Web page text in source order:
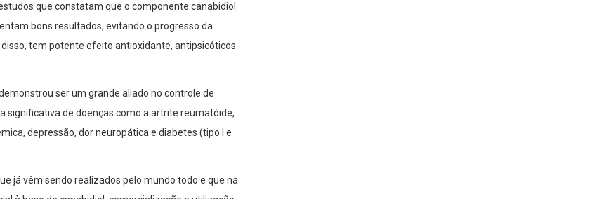
que constatam que o componente canabidiol
bons resultados, evitando o progresso da
tem potente efeito antioxidante, antipsicóticos
ser um grande aliado no controle de
significativa de doenças como a artrite reumatóide,
depressão, dor neuropática e diabetes (tipo I e
já vêm sendo realizados pelo mundo todo e que na